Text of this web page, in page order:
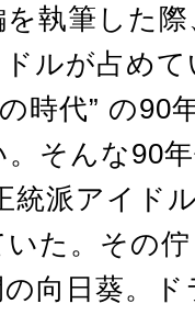
執筆した
ルが占め
時代” の90
そんな90
統派アイド
た。その
向日葵。